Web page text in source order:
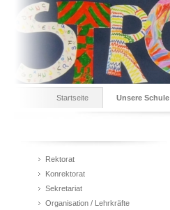
Startseite Unsere Schule
Rektorat
Konrektorat
Sekretariat
Organisation / Lehrkräfte